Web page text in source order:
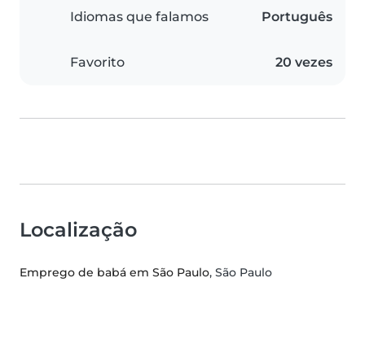
Idiomas que falamos Português
Favorito 20 vezes
Localização
Emprego de babá em São Paulo, São Paulo